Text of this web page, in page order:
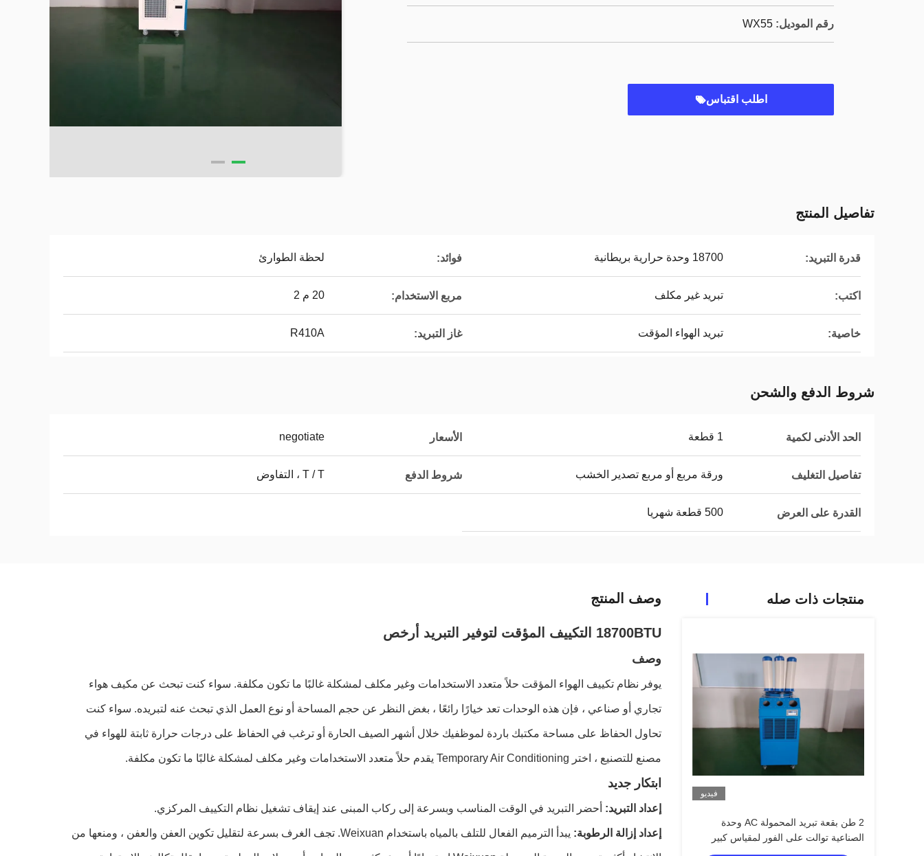
رقم الموديل: WX55
اطلب اقتباس
تفاصيل المنتج
قدرة التبريد: 18700 وحدة حرارية بريطانية فوائد: لحظة الطوارئ
اكتب: تبريد غير مكلف مربع الاستخدام: 20 م 2
خاصية: تبريد الهواء المؤقت غاز التبريد: R410A
شروط الدفع والشحن
الحد الأدنى لكمية 1 قطعة الأسعار negotiate
تفاصيل التغليف ورقة مربع أو مربع تصدير الخشب شروط الدفع T / T ، التفاوض
القدرة على العرض 500 قطعة شهريا
منتجات ذات صله
فيديو
2 طن بقعة تبريد المحمولة AC وحدة
الصناعية توالت على الفور لمقياس كبير
وصف المنتج
18700BTU التكييف المؤقت لتوفير التبريد أرخص
وصف
يوفر نظام تكييف الهواء المؤقت حلاً متعدد الاستخدامات وغير مكلف لمشكلة غالبًا ما تكون مكلفة. سواء كنت تبحث عن مكيف هواء
تجاري أو صناعي ، فإن هذه الوحدات تعد خيارًا رائعًا ، بغض النظر عن حجم المساحة أو نوع العمل الذي تبحث عنه لتبريده. سواء كنت
تحاول الحفاظ على مساحة مكتبك باردة لموظفيك خلال أشهر الصيف الحارة أو ترغب في الحفاظ على درجات حرارة ثابتة للهواء في
مصنع للتصنيع ، اختر Temporary Air Conditioning يقدم حلاً متعدد الاستخدامات وغير مكلف لمشكلة غالبًا ما تكون مكلفة.
ابتكار جديد
إعداد التبريد: أحضر التبريد في الوقت المناسب وبسرعة إلى ركاب المبنى عند إيقاف تشغيل نظام التكييف المركزي.
إعداد إزالة الرطوبة: يبدأ الترميم الفعال للتلف بالمياه باستخدام Weixuan. تجف الغرف بسرعة لتقليل تكوين العفن والعفن ، ومنعها من